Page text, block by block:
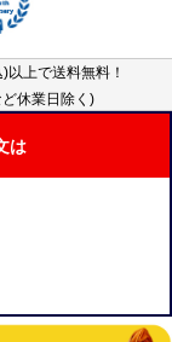
上で送料無料！
休業日除く)